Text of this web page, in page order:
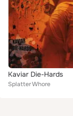
Kaviar Die-Hards
Splatter Whore